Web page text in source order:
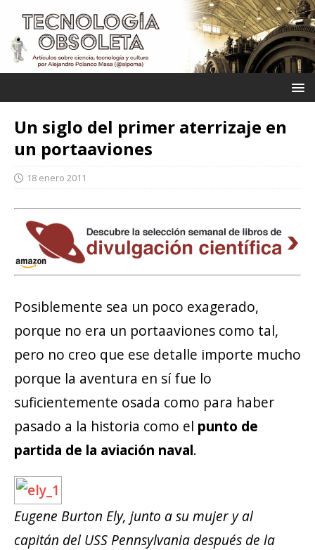
Un siglo del primer aterrizaje en
un portaaviones
18 enero 2011
Posiblemente sea un poco exagerado,
porque no era un portaaviones como tal,
pero no creo que ese detalle importe mucho
porque la aventura en sí fue lo
suficientemente osada como para haber
pasado a la historia como el punto de
partida de la aviación naval.
Eugene Burton Ely, junto a su mujer y al
capitán del USS Pennsylvania después de la